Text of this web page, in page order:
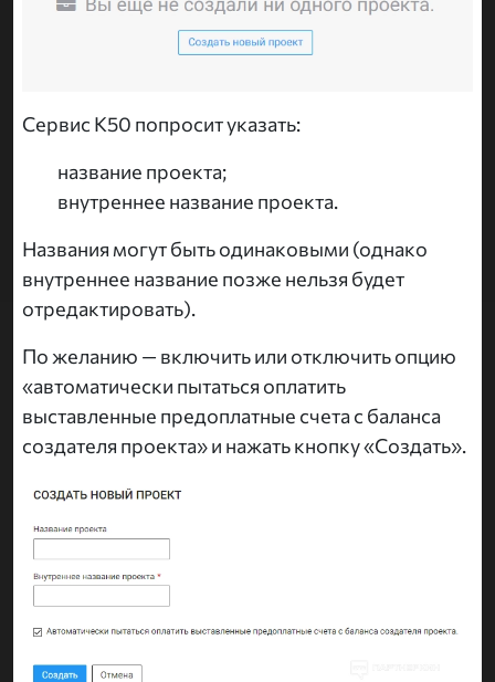
Сервис K50 попросит указать:
название проекта;
внутреннее название проекта.
Названия могут быть одинаковыми (однако
внутреннее название позже нельзя будет
отредактировать).
По желанию — включить или отключить опцию
«автоматически пытаться оплатить
выставленные предоплатные счета с баланса
создателя проекта» и нажать кнопку «Создать».